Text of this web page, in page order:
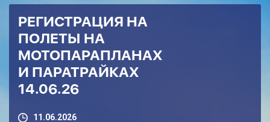
РЕГИСТРАЦИЯ НА
ПОЛЕТЫ НА
МОТОПАРАПЛАНАХ
И ПАРАТРАЙКАХ
14.06.26
11.06.2026